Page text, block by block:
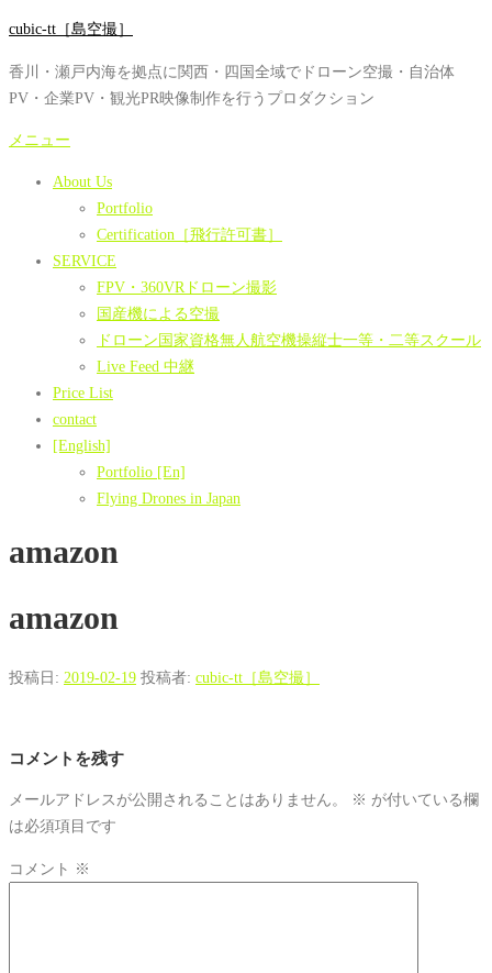
コ
テ
ン
ツ
cubic-tt［島空撮］
香川・瀬戸内海を拠点に関西・四国全域でドローン空撮・自治体
PV・企業PV・観光PR映像制作を行うプロダクション
メニュー
About Us
Portfolio
Certification［飛行許可書］
SERVICE
FPV・360VRドローン撮影
国産機による空撮
ドローン国家資格無人航空機操縦士一等・二等スクール
Live Feed 中継
Price List
contact
[English]
Portfolio [En]
Flying Drones in Japan
amazon
amazon
投稿日: 2019-02-19 投稿者: cubic-tt［島空撮］
コメントを残す
メールアドレスが公開されることはありません。 ※ が付いている欄
は必須項目です
コメント ※